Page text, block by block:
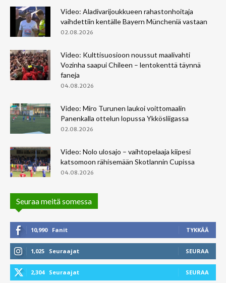
Video: Aladivarijoukkueen rahastonhoitaja
vaihdettiin kentälle Bayern Müncheniä vastaan
02.08.2026
Video: Kulttisuosioon noussut maalivahti
Vozinha saapui Chileen – lentokenttä täynnä
faneja
04.08.2026
Video: Miro Turunen laukoi voittomaalin
Panenkalla ottelun lopussa Ykkösliigassa
02.08.2026
Video: Nolo ulosajo – vaihtopelaaja kiipesi
katsomoon rähisemään Skotlannin Cupissa
04.08.2026
Seuraa meitä somessa
10,990 Fanit TYKKÄÄ
1,025 Seuraajat SEURAA
2,304 Seuraajat SEURAA